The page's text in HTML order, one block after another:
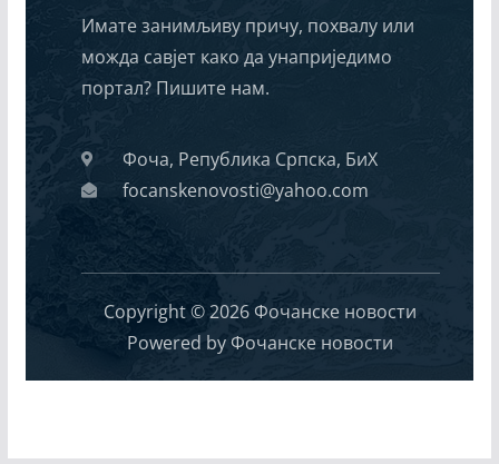
Имате занимљиву причу, похвалу или
можда савјет како да унаприједимо
портал? Пишите нам.
Фоча, Република Српска, БиХ
focanskenovosti@yahoo.com
Copyright © 2026 Фочанске новости
Powered by Фочанске новости